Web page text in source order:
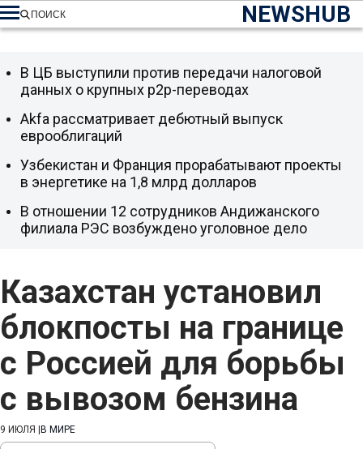
NEWSHUB
ПОИСК
Казахстан установил
блокпосты на границе
с Россией для борьбы
с вывозом бензина
9 ИЮЛЯ В МИРЕ
В ЦБ выступили против передачи налоговой
данных о крупных p2p-переводах
Akfa рассматривает дебютный выпуск
еврооблигаций
Узбекистан и Франция прорабатывают проекты
в энергетике на 1,8 млрд долларов
В отношении 12 сотрудников Андижанского
филиала РЭС возбуждено уголовное дело